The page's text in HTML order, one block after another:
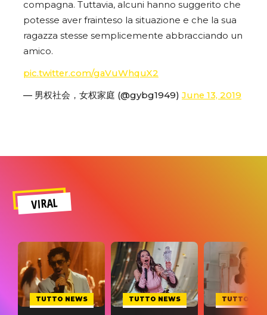
compagna. Tuttavia, alcuni hanno suggerito che
potesse aver frainteso la situazione e che la sua
ragazza stesse semplicemente abbracciando un
amico.
pic.twitter.com/gaVuWhquX2
— 男权社会，女权家庭 (@gybg1949) June 13, 2019
VIRAL
TUTTO NEWS TUTTO NEWS TUTTO